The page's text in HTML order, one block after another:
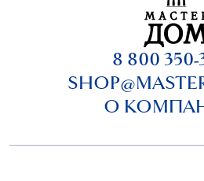
8 800 350-
О